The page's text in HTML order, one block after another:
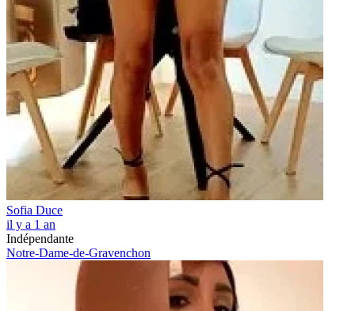
Sofia Duce
il y a 1 an
Indépendante
Notre-Dame-de-Gravenchon